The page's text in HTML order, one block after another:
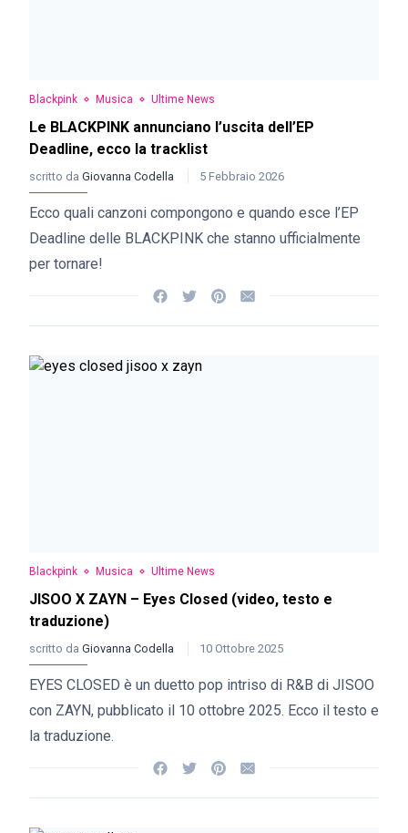
Blackpink Musica Ultime News
Le BLACKPINK annunciano l’uscita dell’EP
Deadline, ecco la tracklist
scritto da Giovanna Codella 5 Febbraio 2026
Ecco quali canzoni compongono e quando esce l’EP
Deadline delle BLACKPINK che stanno ufficialmente
per tornare!
Blackpink Musica Ultime News
JISOO X ZAYN – Eyes Closed (video, testo e
traduzione)
scritto da Giovanna Codella 10 Ottobre 2025
EYES CLOSED è un duetto pop intriso di R&B di JISOO
con ZAYN, pubblicato il 10 ottobre 2025. Ecco il testo e
la traduzione.